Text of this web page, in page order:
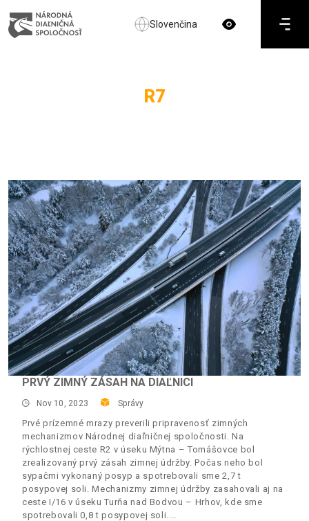
Slovenčina
R7
PRVÝ ZIMNÝ ZÁSAH NA DIAĽNICI
Nov 10, 2023 Správy
Prvé prízemné mrazy preverili pripravenosť zimných
mechanizmov Národnej diaľničnej spoločnosti. Na
rýchlostnej ceste R2 v úseku Mýtna – Tomášovce bol
zrealizovaný prvý zásah zimnej údržby. Počas neho bol
sypačmi vykonaný posyp a spotrebovali sme 2,7 t
posypovej soli. Mechanizmy zimnej údržby zasahovali aj na
ceste I/16 v úseku Turňa nad Bodvou – Hrhov, kde sme
spotrebovali 0,8 t posypovej soli.